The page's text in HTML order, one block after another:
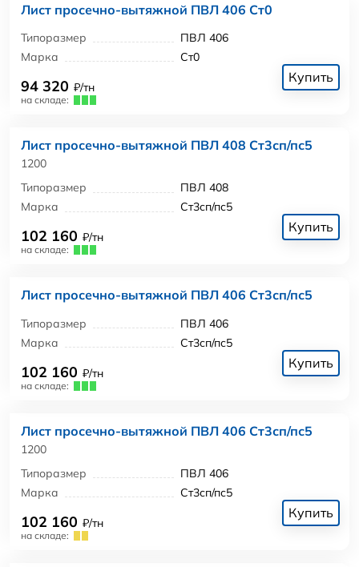
Лист просечно-вытяжной ПВЛ 406 Ст0
Типоразмер
ПВЛ 406
Марка
Ст0
94 320 ₽/тн
на складе:
Купить
Лист просечно-вытяжной ПВЛ 408 Ст3сп/пс5
1200
Типоразмер
ПВЛ 408
Марка
Ст3сп/пс5
102 160 ₽/тн
на складе:
Купить
Лист просечно-вытяжной ПВЛ 406 Ст3сп/пс5
Типоразмер
ПВЛ 406
Марка
Ст3сп/пс5
102 160 ₽/тн
на складе:
Купить
Лист просечно-вытяжной ПВЛ 406 Ст3сп/пс5
1200
Типоразмер
ПВЛ 406
Марка
Ст3сп/пс5
102 160 ₽/тн
на складе:
Купить